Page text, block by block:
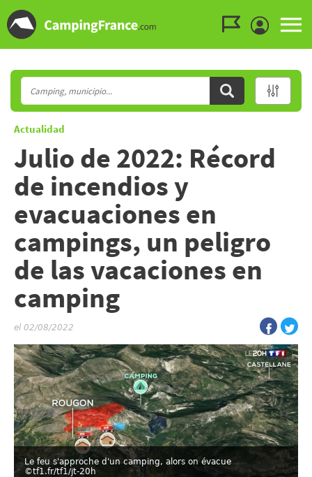
Actualidad
Julio de 2022: Récord
de incendios y
evacuaciones en
campings, un peligro
de las vacaciones en
camping
el 02/08/2022
Le feu s'approche d'un camping, alors on évacue
©tf1.fr/tf1/jt-20h